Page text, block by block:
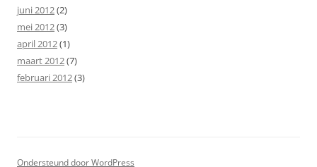
juni 2012(2)
mei 2012(3)
april 2012(1)
maart 2012(7)
februari 2012(3)
Ondersteund door WordPress